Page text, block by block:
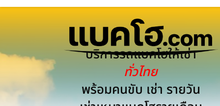
บริการรถแบคโฮให้เช่า
ทั่วไทย
พร้อมคนขับ เช่า รายวัน